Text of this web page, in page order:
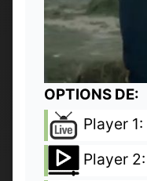
OPTIONS DE:
Player 1:
Player 2: